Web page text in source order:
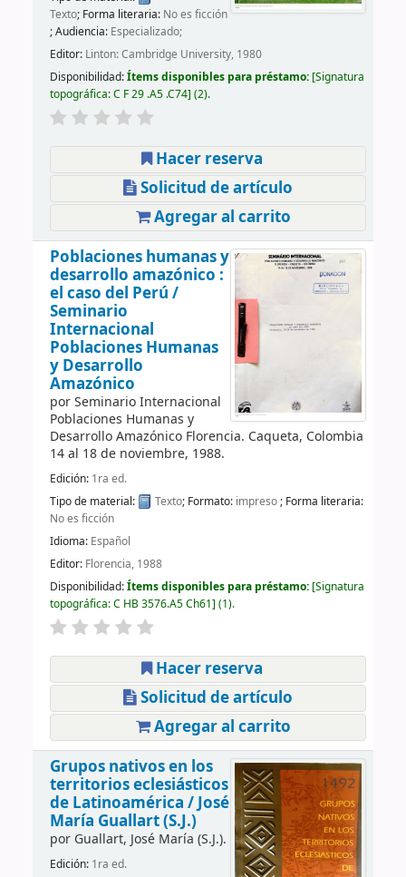
Texto; Forma literaria: No es ficción
; Audiencia: Especializado;
Editor: Linton: Cambridge University, 1980
Disponibilidad:Ítems disponibles para préstamo: Signatura
topográfica:C F 29 .A5 .C74 (2).
Hacer reserva
Solicitud de artículo
Agregar al carrito
Poblaciones humanas y
desarrollo amazónico :
el caso del Perú /
Seminario
Internacional
Poblaciones Humanas
y Desarrollo
Amazónico
porSeminario Internacional
Poblaciones Humanas y
Desarrollo AmazónicoFlorencia. Caqueta, Colombia
14 al 18 de noviembre, 1988.
Edición: 1ra ed.
Tipo de material:
Texto; Formato: impreso; Forma literaria:
No es ficción
Idioma: Español
Editor: Florencia, 1988
Disponibilidad:Ítems disponibles para préstamo: Signatura
topográfica:C HB 3576.A5 Ch61 (1).
Hacer reserva
Solicitud de artículo
Agregar al carrito
Grupos nativos en los
territorios eclesiásticos
de Latinoamérica /José
María Guallart (S.J.)
por Guallart, José María (S.J.).
Edición: 1ra ed.